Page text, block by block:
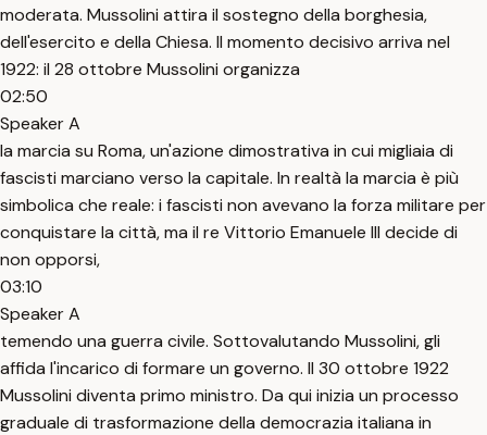
moderata. Mussolini attira il sostegno della borghesia,
dell'esercito e della Chiesa. Il momento decisivo arriva nel
1922: il 28 ottobre Mussolini organizza
02:50
Speaker A
la marcia su Roma, un'azione dimostrativa in cui migliaia di
fascisti marciano verso la capitale. In realtà la marcia è più
simbolica che reale: i fascisti non avevano la forza militare per
conquistare la città, ma il re Vittorio Emanuele III decide di
non opporsi,
03:10
Speaker A
temendo una guerra civile. Sottovalutando Mussolini, gli
affida l'incarico di formare un governo. Il 30 ottobre 1922
Mussolini diventa primo ministro. Da qui inizia un processo
graduale di trasformazione della democrazia italiana in